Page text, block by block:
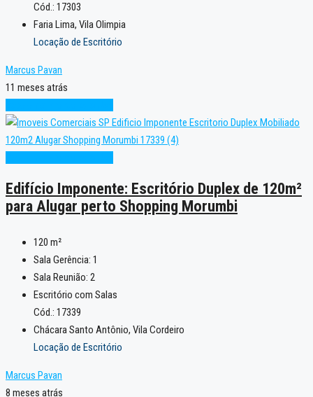
Cód.: 17303
Faria Lima, Vila Olimpia
Locação de Escritório
Marcus Pavan
11 meses atrás
Edifício Imponente: Escritório Duplex de 120m²
para Alugar perto Shopping Morumbi
120 m²
Sala Gerência: 1
Sala Reunião: 2
Escritório com Salas
Cód.: 17339
Chácara Santo Antônio, Vila Cordeiro
Locação de Escritório
Marcus Pavan
8 meses atrás